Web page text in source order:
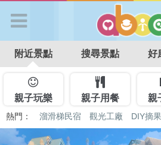
APP登入
首 頁
搜尋景點
附近景點 搜尋景點 好
親子玩樂 親子用餐 親
熱門： 溜滑梯民宿 觀光工廠 DIY摘果
特色遊戲場
親子住房優惠 台北親子餐廳